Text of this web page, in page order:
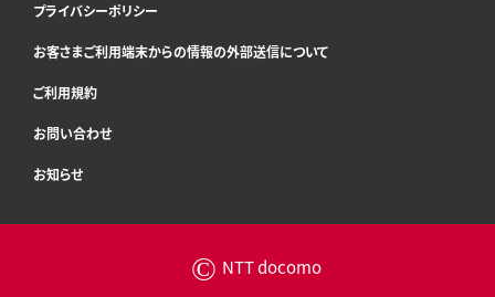
プライバシーポリシー
お客さまご利用端末からの情報の外部送信について
ご利用規約
お問い合わせ
お知らせ
© NTT docomo